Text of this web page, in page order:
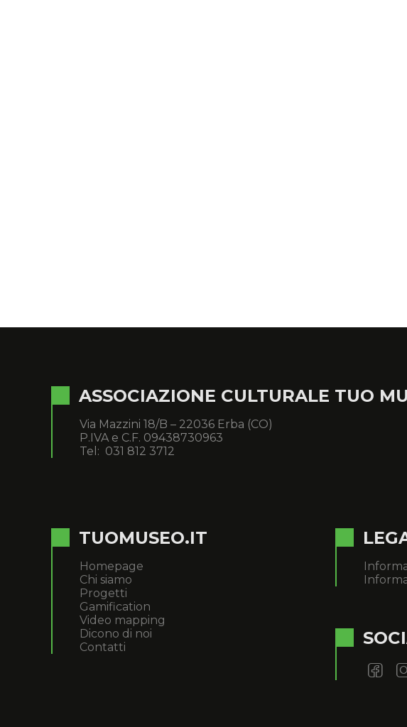
ASSOCIAZIONE CULTURALE TUO
Via Mazzini 18/B – 22036 Erba (CO)
P.IVA e C.F. 09438730963
Tel: 031 812 3712
TUOMUSEO.IT
Homepage
Chi siamo
Progetti
Gamification
Video mapping
Dicono di noi
Contatti